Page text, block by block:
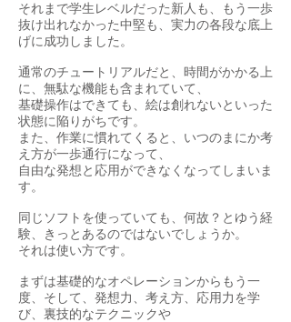
それまで学生レベルだった新人も、もう一歩
抜け出れなかった中堅も、実力の各段な底上
げに成功しました。
通常のチュートリアルだと、時間がかかる上
に、無駄な機能も含まれていて、
基礎操作はできても、絵は創れないといった
状態に陥りがちです。
また、作業に慣れてくると、いつのまにか考
え方が一歩通行になって、
自由な発想と応用ができなくなってしまいま
す。
同じソフトを使っていても、何故？とゆう経
験、きっとあるのではないでしょうか。
それは使い方です。
まずは基礎的なオペレーションからもう一
度、そして、発想力、考え方、応用力を学
び、裏技的なテクニックや